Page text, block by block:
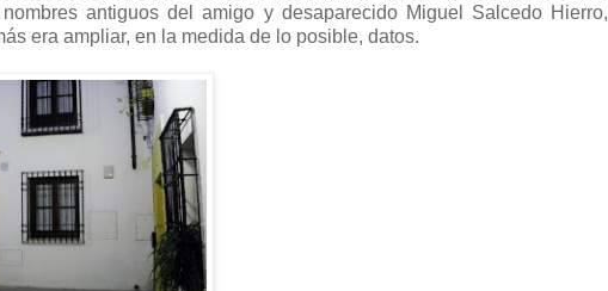
antiguos del amigo y desaparecido Miguel Salcedo Hierro,
era ampliar, en la medida de lo posible, datos.